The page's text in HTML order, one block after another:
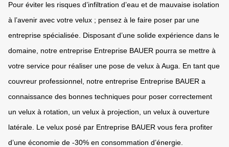
Pour éviter les risques d’infiltration d’eau et de mauvaise isolation
à l’avenir avec votre velux ; pensez à le faire poser par une
entreprise spécialisée. Disposant d’une solide expérience dans le
domaine, notre entreprise Entreprise BAUER pourra se mettre à
votre service pour réaliser une pose de velux à Auga. En tant que
couvreur professionnel, notre entreprise Entreprise BAUER a
connaissance des bonnes techniques pour poser correctement
un velux à rotation, un velux à projection, un velux à ouverture
latérale. Le velux posé par Entreprise BAUER vous fera profiter
d’une économie de -30% en consommation d’énergie.